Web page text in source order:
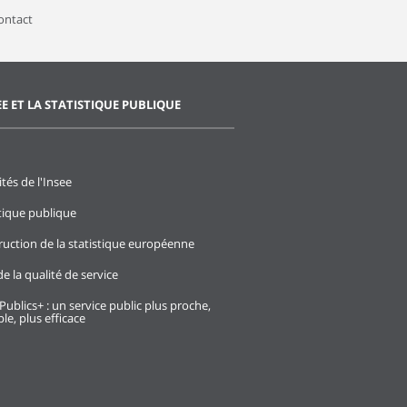
ET LA STATISTIQUE PUBLIQUE
de l'Insee
publique
de la statistique européenne
la qualité de service
: un service public plus proche,
plus efficace